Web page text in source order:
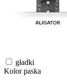
gładki
Kolor paska